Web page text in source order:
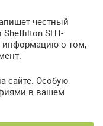
честный
SHT-
информацию о том,
сайте. Особую
в вашем